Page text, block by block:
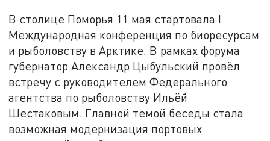
В столице Поморья 11 мая стартовала I
Международная конференция по биоресурсам
и рыболовству в Арктике. В рамках форума
губернатор Александр Цыбульский провёл
встречу с руководителем Федерального
агентства по рыболовству Ильёй
Шестаковым. Главной темой беседы стала
возможная модернизация портовых